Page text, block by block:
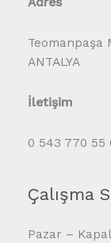
Teomanpaşa
ANTALYA
İletişim
0 543 770 55
Çalışma
Pazar –